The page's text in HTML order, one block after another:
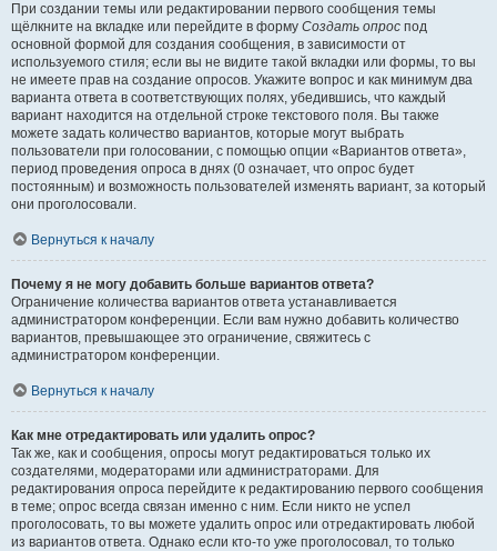
При создании темы или редактировании первого сообщения темы
щёлкните на вкладке или перейдите в форму Создать опрос под
основной формой для создания сообщения, в зависимости от
используемого стиля; если вы не видите такой вкладки или формы, то вы
не имеете прав на создание опросов. Укажите вопрос и как минимум два
варианта ответа в соответствующих полях, убедившись, что каждый
вариант находится на отдельной строке текстового поля. Вы также
можете задать количество вариантов, которые могут выбрать
пользователи при голосовании, с помощью опции «Вариантов ответа»,
период проведения опроса в днях (0 означает, что опрос будет
постоянным) и возможность пользователей изменять вариант, за который
они проголосовали.
Вернуться к началу
Почему я не могу добавить больше вариантов ответа?
Ограничение количества вариантов ответа устанавливается
администратором конференции. Если вам нужно добавить количество
вариантов, превышающее это ограничение, свяжитесь с
администратором конференции.
Вернуться к началу
Как мне отредактировать или удалить опрос?
Так же, как и сообщения, опросы могут редактироваться только их
создателями, модераторами или администраторами. Для
редактирования опроса перейдите к редактированию первого сообщения
в теме; опрос всегда связан именно с ним. Если никто не успел
проголосовать, то вы можете удалить опрос или отредактировать любой
из вариантов ответа. Однако если кто-то уже проголосовал, то только